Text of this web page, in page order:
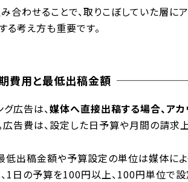
合わせることで、取りこぼしていた層に
る考え方も重要です。
費用と最低出稿金額
グ広告は、媒体へ直接出稿する場合、ア
広告費は、設定した日予算や月間の請求
低出稿金額や予算設定の単位は媒体に
1日の予算を100円以上、100円単位で